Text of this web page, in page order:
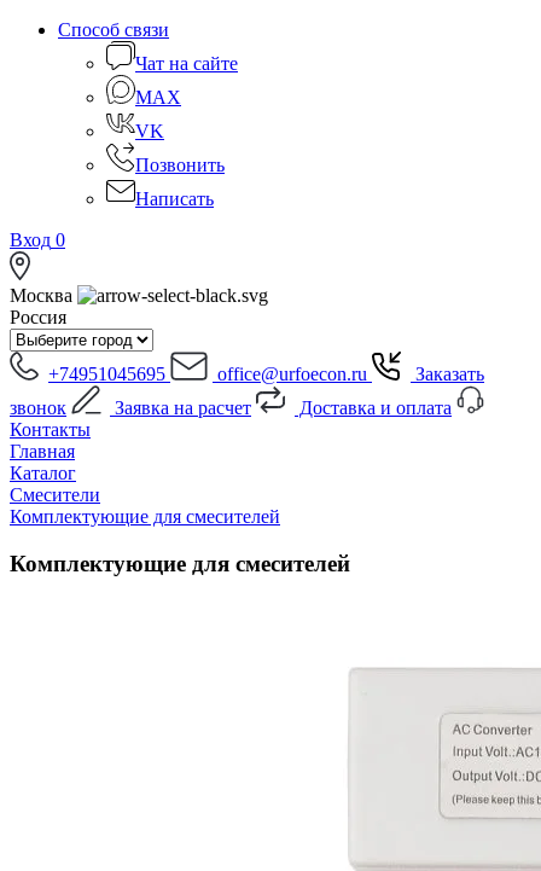
Способ связи
Чат на сайте
MAX
VK
Позвонить
Написать
Вход 0
Москва
Россия
+74951045695 office@urfoecon.ru
Заказать
звонок
Заявка на расчет
Доставка и оплата
Контакты
Главная
Каталог
Смесители
Комплектующие для смесителей
Комплектующие для смесителей